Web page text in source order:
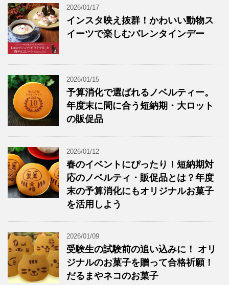
2026/01/17
インスタ映え抜群！かわいい動物ス
イーツで楽しむバレンタインデー
2026/01/15
予算消化で選ばれるノベルティー。
年度末に間に合う短納期・大ロット
の販促品
2026/01/12
春のイベントにぴったり！短納期対
応のノベルティ・販促品とは？年度
末の予算消化にもオリジナルお菓子
を活用しよう
2026/01/09
受験生の試験前の追い込みに！ オリ
ジナルのお菓子を贈って合格祈願！
だるまやネコのお菓子